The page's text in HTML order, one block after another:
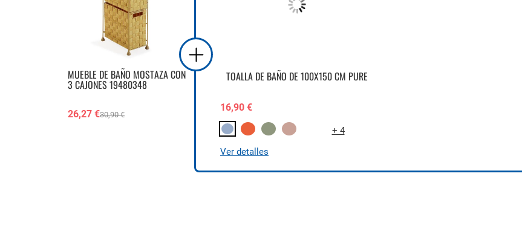
MUEBLE DE BAÑO MOSTAZA CON
3 CAJONES 19480348
26,27 €30,90 €
TOALLA DE BAÑO DE 100X150 CM PURE
16,90 €
+ 4
Ver detalles